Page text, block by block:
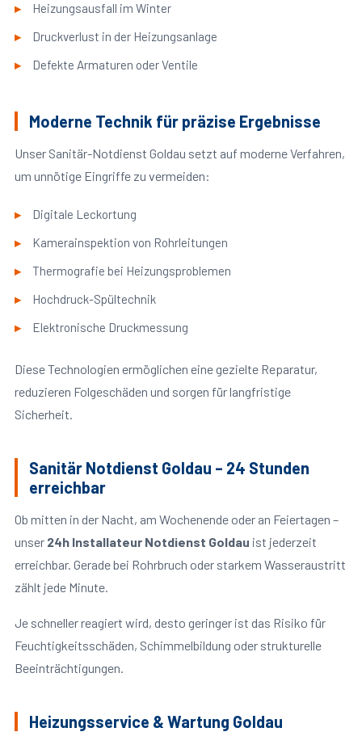
Heizungsausfall im Winter
Druckverlust in der Heizungsanlage
Defekte Armaturen oder Ventile
Moderne Technik für präzise Ergebnisse
Unser Sanitär-Notdienst Goldau setzt auf moderne Verfahren,
um unnötige Eingriffe zu vermeiden:
Digitale Leckortung
Kamerainspektion von Rohrleitungen
Thermografie bei Heizungsproblemen
Hochdruck-Spültechnik
Elektronische Druckmessung
Diese Technologien ermöglichen eine gezielte Reparatur,
reduzieren Folgeschäden und sorgen für langfristige
Sicherheit.
Sanitär Notdienst Goldau – 24 Stunden
erreichbar
Ob mitten in der Nacht, am Wochenende oder an Feiertagen –
unser 24h Installateur Notdienst Goldau ist jederzeit
erreichbar. Gerade bei Rohrbruch oder starkem Wasseraustritt
zählt jede Minute.
Je schneller reagiert wird, desto geringer ist das Risiko für
Feuchtigkeitsschäden, Schimmelbildung oder strukturelle
Beeinträchtigungen.
Heizungsservice & Wartung Goldau